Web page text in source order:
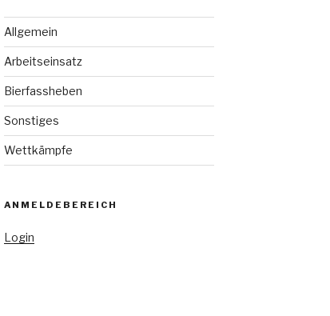
Allgemein
Arbeitseinsatz
Bierfassheben
Sonstiges
Wettkämpfe
ANMELDEBEREICH
Login